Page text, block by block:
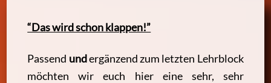
“Das wird schon klappen!”
Passend undergänzend zum letzten Lehrblock
möchten wir euch hier eine sehr, sehr